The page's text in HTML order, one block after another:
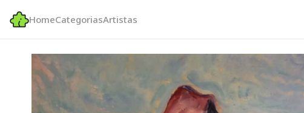
HomeCategoriasArtistas